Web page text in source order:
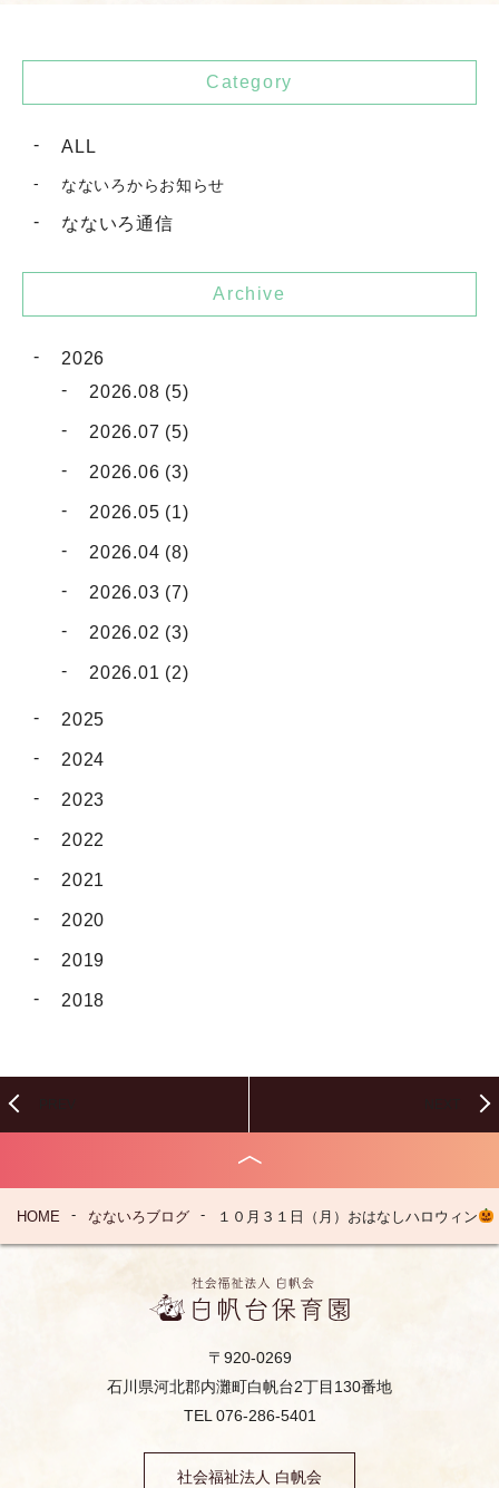
Category
ALL
なないろからお知らせ
なないろ通信
Archive
2026
2026.08 (5)
2026.07 (5)
2026.06 (3)
2026.05 (1)
2026.04 (8)
2026.03 (7)
2026.02 (3)
2026.01 (2)
2025
2024
2023
2022
2021
2020
2019
2018
HOME なないろブログ １０月３１日（月）おはなしハロウィン
〒920-0269
石川県河北郡内灘町白帆台2丁目130番地
TEL 076-286-5401
社会福祉法人 白帆会